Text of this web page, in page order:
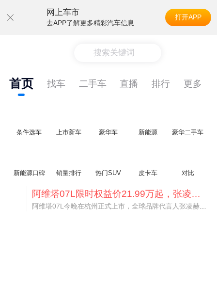
网上车市
去APP了解更多精彩汽车信息
打开APP
搜索关键词
首页 找车 二手车 直播 排行 更多
条件选车 上市新车 豪华车 新能源 豪华二手车
新能源口碑 销量排行 热门SUV 皮卡车 对比
阿维塔07L限时权益价21.99万起，张凌赫成首位车主
阿维塔07L今晚在杭州正式上市，全球品牌代言人张凌赫现场提车，成为这台车的第一位主人。三个版本：Elite纯电版22.99万，Max+后驱纯电版24.99万，Ultra三电机四驱版27.99万。